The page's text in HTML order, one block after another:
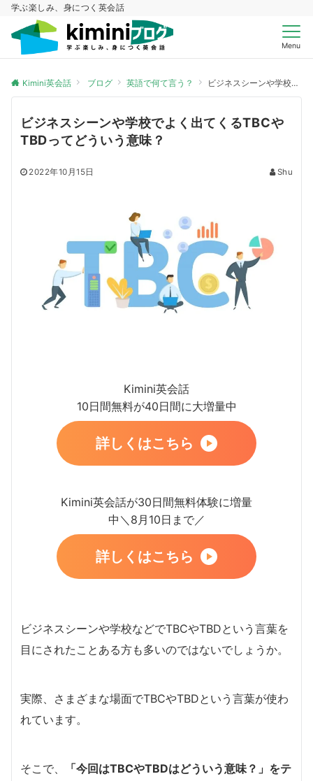
学ぶ楽しみ、身につく英会話
Menu
Kimini英会話 ブログ 英語で何て言う？ ビジネスシーンや学校でよく出てくるTBCやTBDってどういう意味？
ビジネスシーンや学校でよく出てくるTBCや
TBDってどういう意味？
2022年10月15日 Shu
Kimini英会話
10日間無料が40日間に大増量中
詳しくはこちら
Kimini英会話が30日間無料体験に増量
中＼8月10日まで／
詳しくはこちら
ビジネスシーンや学校などでTBCやTBDという言葉を
目にされたことある方も多いのではないでしょうか。
実際、さまざまな場面でTBCやTBDという言葉が使わ
れています。
そこで、
「今回はTBCやTBDはどういう意味？」をテ